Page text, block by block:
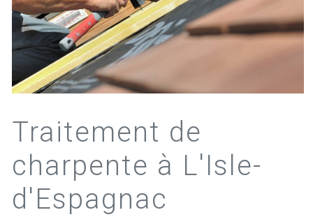
Traitement de
charpente à L'Isle-
d'Espagnac